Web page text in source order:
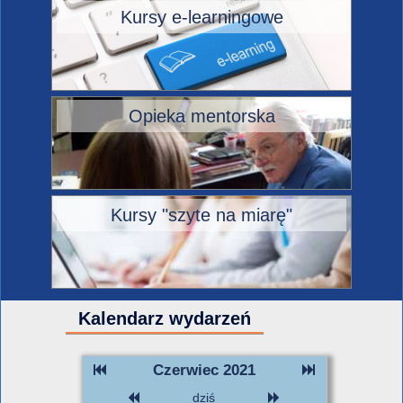
Kursy e-learningowe
Opieka mentorska
Kursy "szyte na miarę"
Kalendarz wydarzeń
Czerwiec 2021
dziś